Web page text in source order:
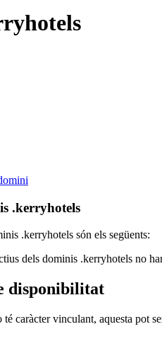
.kerryhotels
.kerryhotels són els següents:
dels dominis .kerryhotels no
disponibilitat
caràcter vinculant, aquesta pot